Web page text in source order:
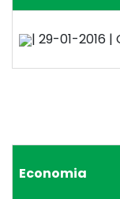
| 29-01-2016
Economia